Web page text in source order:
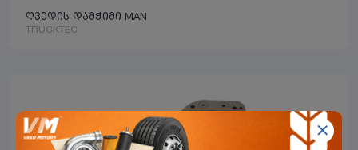
ღვედის დამჭიმი MAN
TRUCKTEC